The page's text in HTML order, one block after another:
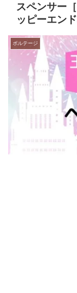
スペンサー
ッピーエン
ボルテージ